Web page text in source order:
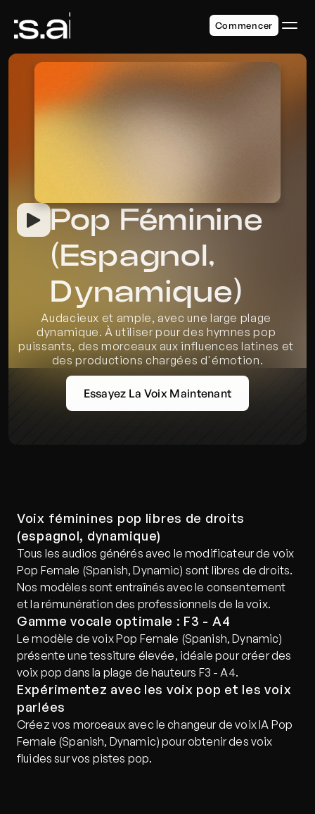
Pop Féminine
(Espagnol,
Dynamique)
Audacieux et ample, avec une large plage
dynamique. À utiliser pour des hymnes pop
puissants, des morceaux aux influences latines et
des productions chargées d'émotion.
Essayez La Voix Maintenant
Voix féminines pop libres de droits
(espagnol, dynamique)
Tous les audios générés avec le modificateur de voix
Pop Female (Spanish, Dynamic) sont libres de droits.
Nos modèles sont entraînés avec le consentement
et la rémunération des professionnels de la voix.
Gamme vocale optimale : F3 - A4
Le modèle de voix Pop Female (Spanish, Dynamic)
présente une tessiture élevée, idéale pour créer des
voix pop dans la plage de hauteurs F3 - A4.
Expérimentez avec les voix pop et les voix
parlées
Créez vos morceaux avec le changeur de voix IA Pop
Female (Spanish, Dynamic) pour obtenir des voix
fluides sur vos pistes pop.
Commencer